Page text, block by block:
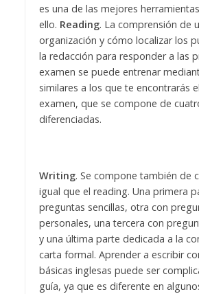
es una de las mejores
ello. Reading. La comprensión de
organización y cómo localizar los
la redacción para responder a las
examen se puede entrenar
similares a los que te encontrarás
examen, que se compone de
diferenciadas.
Writing. Se compone también de
igual que el reading. Una primera
preguntas sencillas, otra con
personales, una tercera con
y una última parte dedicada a la
carta formal. Aprender a escribir
básicas inglesas puede ser
guía, ya que es diferente en